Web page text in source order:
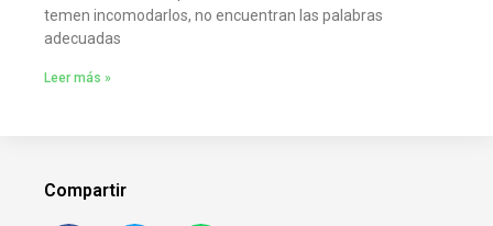
temen incomodarlos, no encuentran las palabras
adecuadas
Leer más »
Compartir